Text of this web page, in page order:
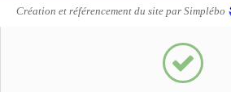
Création et référencement du site par Simplébo